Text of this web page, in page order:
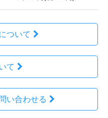
ついて
て
い合わせる